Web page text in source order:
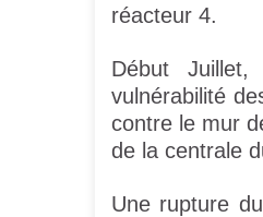
réacteur 4.
Début
vulnérabilité
contre le mur
de la centrale
Une rupture